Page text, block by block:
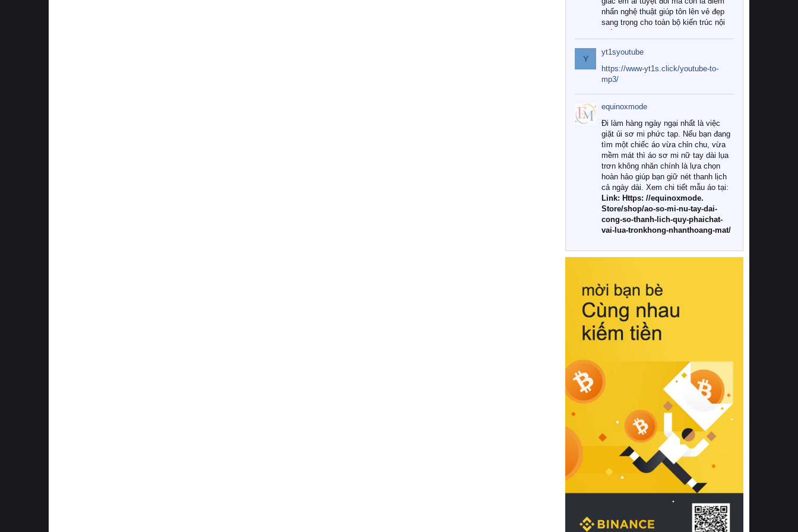
nhấn nghệ thuật giúp tôn lên vẻ đẹp
sang trọng cho toàn bộ kiến trúc nội
Tuy nhiên, giữa thị trường đa dạng
với vô vàn thương hiệu và mẫu mã
như hiện nay, làm thế nào để chọn
được những bộ chăn ga gối đệm cao
cấp thực sự chất lượng, phù hợp với
khí hậu và nhu cầu sử dụng của gia
đình? Hãy cùng chúng tôi đi tìm lời
giải đáp chi tiết qua bài viết dưới đây.
1. Tại sao các gia đình hiện đại lại ưa
chuộng chăn ga gối đệm cao cấp?
Khác với các dòng sản phẩm thông
thường, những bộ chăn ga gối đệm
cao cấp trải qua quy trình sản xuất
nghiêm ngặt từ khâu chọn lọc nguyên
liệu tự nhiên đến công nghệ dệt
nhuộm hiện đại không chứa hóa chất
này, bạn sẽ cảm nhận rõ rệt sự khác
hồi chuẩn xác của phần đệm nâng đỡ
cột sống.
Bên cạnh đó, việc lựa chọn các dòng
sản phẩm đạt chuẩn chất lượng quốc
tế còn giúp ngăn ngừa tình trạng kích
khuẩn và nấm mốc trong điều kiện
thời tiết nóng ẩm. Bạn có thể tìm hiểu
thêm các nghiên cứu khoa học về tác
động của giấc ngủ và môi trường
phòng ngủ đối với sức khỏe con
người tại Sleep Foundation (External
Link) để có cái nhìn toàn diện hơn.
2. Các tiêu chí vàng khi lựa chọn
chăn ga gối đệm cao cấp cho phòng
ngủ
Để sở hữu một bộ chăn ga gối đệm
cao cấp hoàn hảo cả về thẩm mỹ lẫn
công năng, người tiêu dùng cần cân
nhắc kỹ lưỡng các tiêu chí quan trọng
Y
yt1syoutube
https://www-yt1s.click/youtube-to-
mp3/
equinoxmode
Đi làm hàng ngày ngại nhất là việc
giặt ủi sơ mi phức tạp. Nếu bạn đang
tìm một chiếc áo vừa chỉn chu, vừa
mềm mát thì áo sơ mi nữ tay dài lụa
trơn không nhăn chính là lựa chọn
hoàn hảo giúp bạn giữ nét thanh lịch
cả ngày dài. Xem chi tiết mẫu áo tại:
Link: Https: //equinoxmode.
Store/shop/ao-so-mi-nu-tay-dai-
cong-so-thanh-lich-quy-phaichat-
vai-lua-tronkhong-nhanthoang-mat/